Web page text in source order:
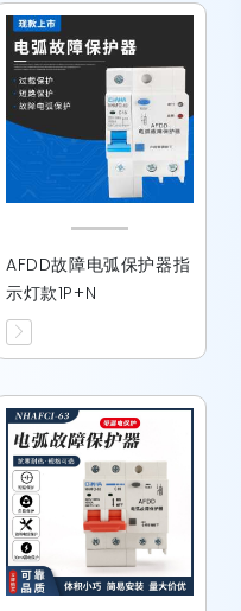
AFDD故障电弧保护器指
示灯款1P+N